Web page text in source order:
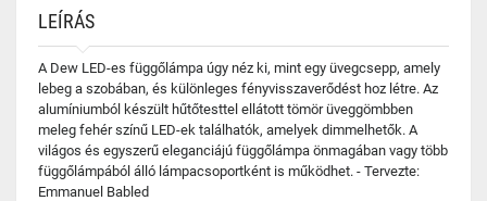
LEÍRÁS
A Dew LED-es függőlámpa úgy néz ki, mint egy üvegcsepp, amely
lebeg a szobában, és különleges fényvisszaverődést hoz létre. Az
alumíniumból készült hűtőtesttel ellátott tömör üveggömbben
meleg fehér színű LED-ek találhatók, amelyek dimmelhetők. A
világos és egyszerű eleganciájú függőlámpa önmagában vagy több
függőlámpából álló lámpacsoportként is működhet. - Tervezte:
Emmanuel Babled